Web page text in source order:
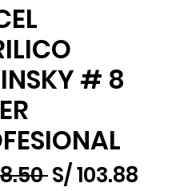
# 8
Precio
S/ 103.88